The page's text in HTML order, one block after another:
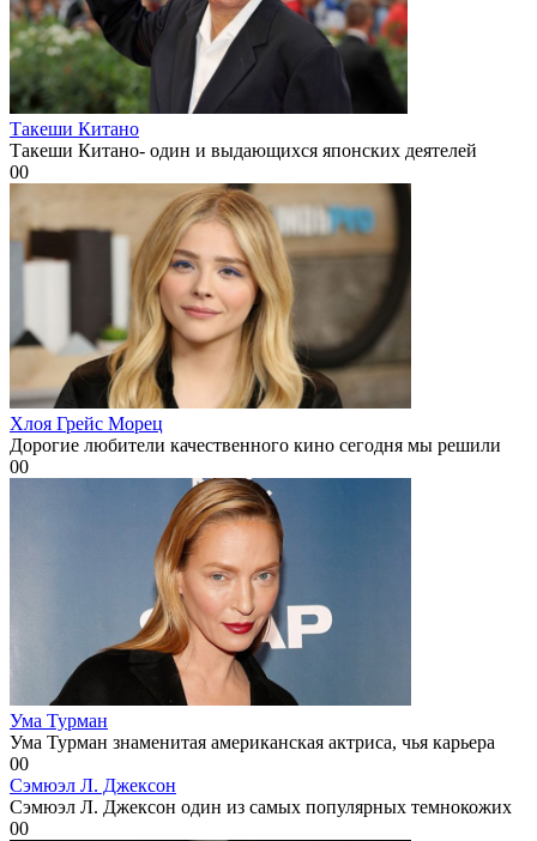
Такеши Китано
Такеши Китано- один и выдающихся японских деятелей
00
Хлоя Грейс Морец
Дорогие любители качественного кино сегодня мы решили
00
Ума Турман
Ума Турман знаменитая американская актриса, чья карьера
00
Сэмюэл Л. Джексон
Сэмюэл Л. Джексон один из самых популярных темнокожих
00